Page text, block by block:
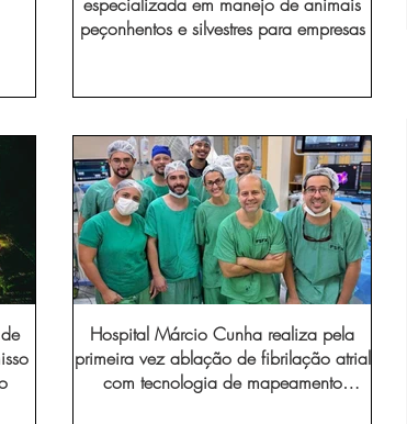
peçonhentos e silvestres para empresas
Hospital Márcio Cunha realiza pela
primeira vez ablação de fibrilação atrial
com tecnologia de mapeamento